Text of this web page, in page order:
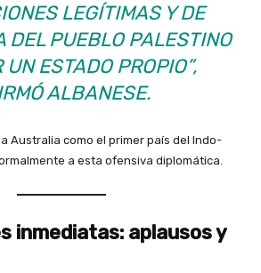
LEGÍTIMAS Y DE
DEL PUEBLO PALESTINO
UN ESTADO PROPIO”,
ALBANESE.
Australia como el primer país del Indo-
a esta ofensiva diplomática.
inmediatas: aplausos y